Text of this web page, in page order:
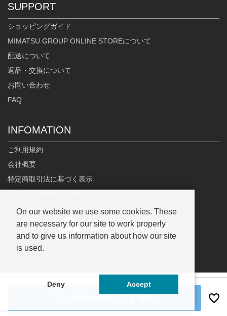
SUPPORT
ショッピングガイド
MIMATSU GROUP ONLINE STOREについて
配送について
返品・交換について
お問い合わせ
FAQ
INFOMATION
ご利用規約
会社概要
特定商取引法に基づく表示
00000000-0000-0000-0000-000000000000
On our website we use some cookies. These
are necessary for our site to work properly
and to give us information about how our site
is used.
Deny Accept